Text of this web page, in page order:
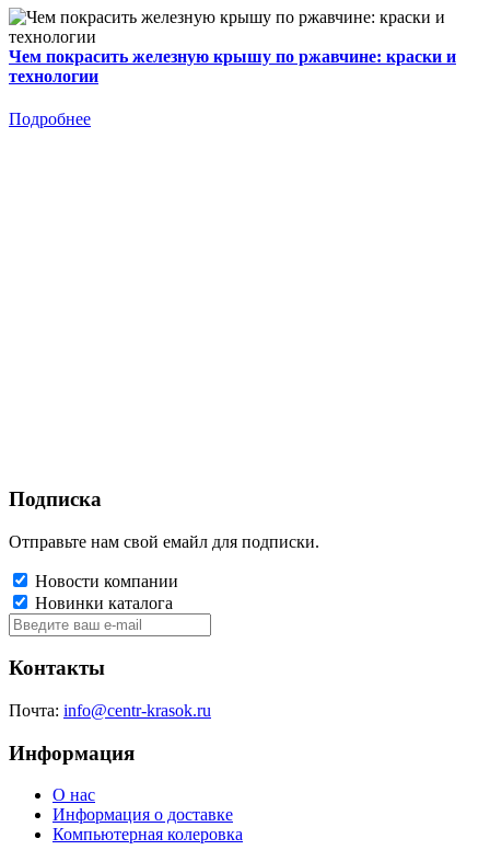
Чем покрасить железную крышу по ржавчине: краски и
технологии
Подробнее
Подписка
Отправьте нам свой емайл для подписки.
Новости компании
Новинки каталога
Контакты
Почта: info@centr-krasok.ru
Информация
О нас
Информация о доставке
Компьютерная колеровка